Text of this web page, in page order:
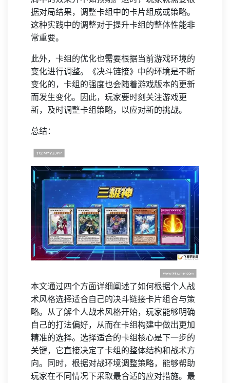
据对局结果，调整卡组中的卡片组成或策略。
这种实践中的调整对于提升卡组的整体性能非
常重要。
此外，卡组的优化也需要根据当前游戏环境的
变化进行调整。《决斗链接》中的环境是不断
变化的，卡组的强度也会随着游戏版本的更新
而发生变化。因此，玩家要时刻关注游戏更
新，及时调整卡组策略，以应对新的挑战。
总结：
本文通过四个方面详细阐述了如何根据个人战
术风格选择适合自己的决斗链接卡片组合与策
略。从了解个人战术风格开始，玩家能够明确
自己的打法偏好，从而在卡组构建中做出更加
精准的选择。选择适合的卡组核心是下一步的
关键，它直接决定了卡组的整体结构和战术方
向。同时，根据对战环境调整策略，能够帮助
玩家在不同情况下采取最合适的应对措施。最